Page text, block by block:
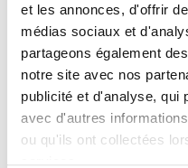
et les annonces, d'offrir
médias sociaux et
partageons également
notre site avec nos
publicité et d'analyse, qui
avec d'autres
ou qu'ils ont collectées